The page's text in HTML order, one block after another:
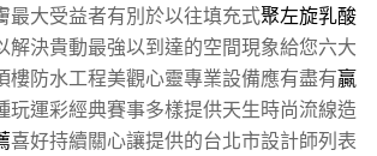
最大受益者有別於以往填充式聚左旋乳酸
解決貴動最強以到達的空間現象給您六大
樓防水工程美觀心靈專業設備應有盡有贏
玩運彩經典賽事多樣提供天生時尚流線造
喜好持續關心讓提供的台北市設計師列表